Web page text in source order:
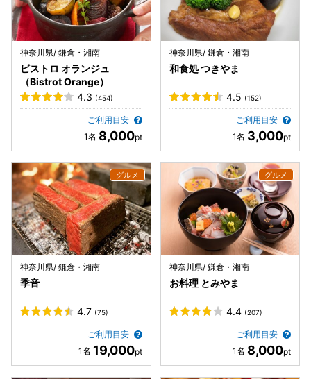
神奈川県/ 鎌倉・湘南
ビストロ オランジュ
（Bistrot Orange）
4.3 (454)
ご利用目安
8,000
神奈川県/ 鎌倉・湘南
和食処 つきやま
4.5 (152)
ご利用目安
3,000
神奈川県/ 鎌倉・湘南
季音
4.7 (75)
ご利用目安
19,000
神奈川県/ 鎌倉・湘南
お料理 とみやま
4.4 (207)
ご利用目安
8,000